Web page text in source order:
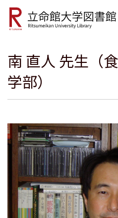
公式SNS 開館日程 MyLibrary
南 直人 先生（
学部）